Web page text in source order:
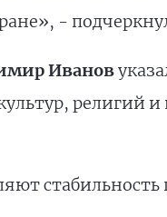
-
Иванов
религий
стабильность